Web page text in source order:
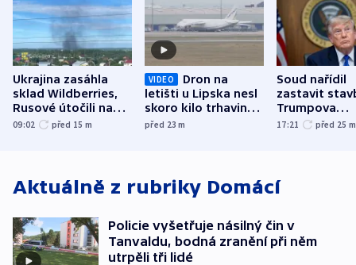
Ukrajina zasáhla
sklad Wildberries,
Rusové útočili na
trh, hasiče či
09:02 před 15 m
VIDEO
Dron na
letišti u Lipska nesl
skoro kilo trhaviny,
indicie ukazují na
před 23m
Soud nařídil
zastavit
Trumpova
tanečního
17:21 před 25 m
Aktuálně z rubriky Domácí
Policie vyšetřuje násilný čin v
Tanvaldu, bodná zranění při něm
utrpěli tři lidé